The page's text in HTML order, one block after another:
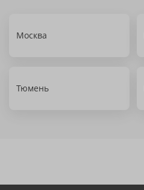
Москва
Тюмень